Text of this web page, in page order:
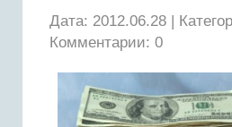
Дата: 2012.06.28 |
Комментарии: 0